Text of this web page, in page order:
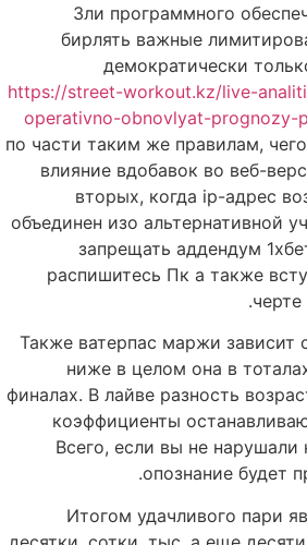
Зли программного
бирлять важные
демократически
https://street-workout.kz/live-
operativno-obnovlyat-prognozy-
по части таким же правилам,
влияние вдобавок во веб-
вторых, когда ip-адрес
объединен изо альтернативной
запрещать аддендум
распишитесь Пк а также
Также ватерпас маржи зависит
ниже в целом она в
финалах. В лайве разность
коэффициенты
Всего, если вы не нарушали
опознание будет
Итогом удачливого пари